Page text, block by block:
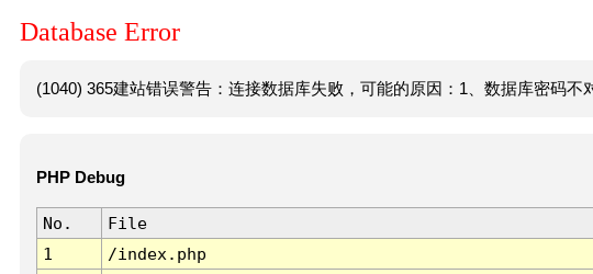
Database Error
(1040) 365建站错误警告：连接数据库失败，可能的原因：1、数据库密码不
PHP Debug
No. File
1
/index.php